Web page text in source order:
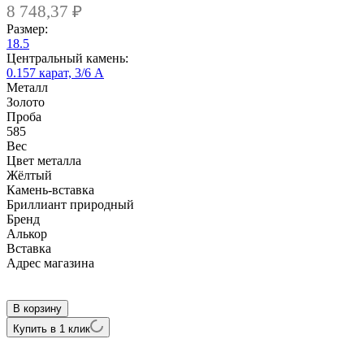
8 748,37 ₽
Размер:
18.5
Центральный камень:
0.157 карат, 3/6 А
Металл
Золото
Проба
585
Вес
Цвет металла
Жёлтый
Камень-вставка
Бриллиант природный
Бренд
Алькор
Вcтавка
Адрес магазина
В корзину
Купить в 1 клик